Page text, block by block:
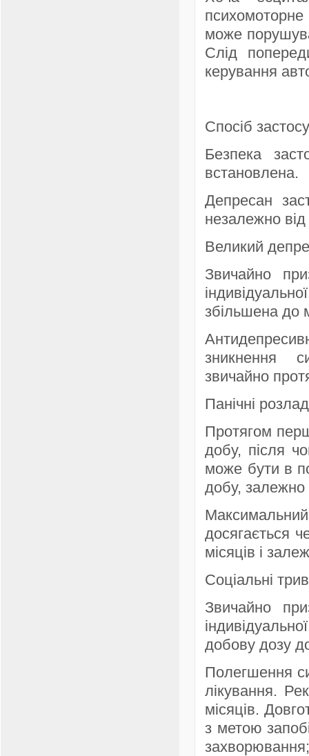
може
Слід
керування
Спосіб
Безпека
встановлена.
Депресан
незалежно
Великий
Звичайно
збільшена до
зникнення
звичайно
Панічні
Протягом
добу, після
може бути в
добу, залежно
досягається
місяців і
Соціальні
Звичайно
добову дозу
Полегшення
лікування.
місяців.
з метою